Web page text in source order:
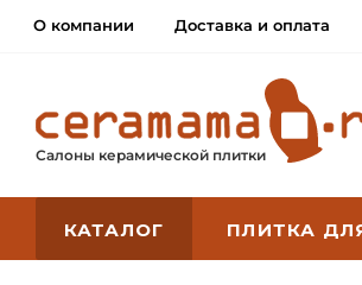
О компании Доставка и оплата
Салоны керамической плитки
КАТАЛОГ ПЛИТКА